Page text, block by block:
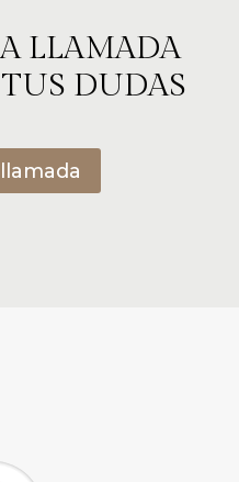
LLAMADA
DUDAS